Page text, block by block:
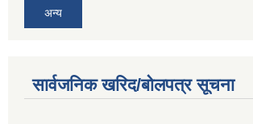
अन्य
सार्वजनिक खरिद/बोलपत्र सूचना